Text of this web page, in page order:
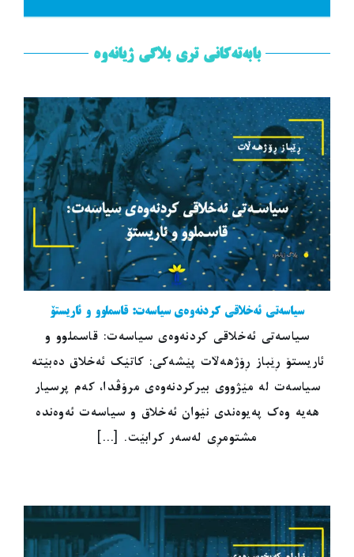
بابەتەکانی تری بلاگی ژیانەوە
سیاسەتی ئەخلاقی کردنەوەی سیاسەت: قاسملوو و ئاریستۆ
سیاسەتی ئەخلاقی کردنەوەی سیاسەت: قاسملوو و
ئاریستۆ ڕێباز ڕۆژهەڵات پێشەکی: کاتێک ئەخلاق دەبێتە
سیاسەت لە مێژووی بیرکردنەوەی مرۆڤدا، کەم پرسیار
هەیە وەک پەیوەندی نێوان ئەخلاق و سیاسەت ئەوەندە
مشتومڕی لەسەر کرابێت. [...]